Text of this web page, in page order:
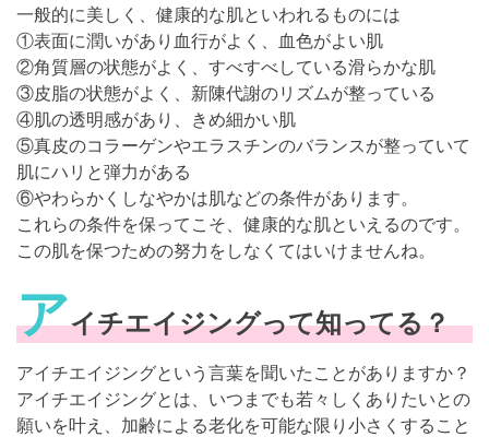
一般的に美しく、健康的な肌といわれるものには
①表面に潤いがあり血行がよく、血色がよい肌
②角質層の状態がよく、すべすべしている滑らかな肌
③皮脂の状態がよく、新陳代謝のリズムが整っている
④肌の透明感があり、きめ細かい肌
⑤真皮のコラーゲンやエラスチンのバランスが整っていて
肌にハリと弾力がある
⑥やわらかくしなやかは肌などの条件があります。
これらの条件を保ってこそ、健康的な肌といえるのです。
この肌を保つための努力をしなくてはいけませんね。
アイチエイジングって知ってる？
アイチエイジングという言葉を聞いたことがありますか？
アイチエイジングとは、いつまでも若々しくありたいとの
願いを叶え、加齢による老化を可能な限り小さくすること